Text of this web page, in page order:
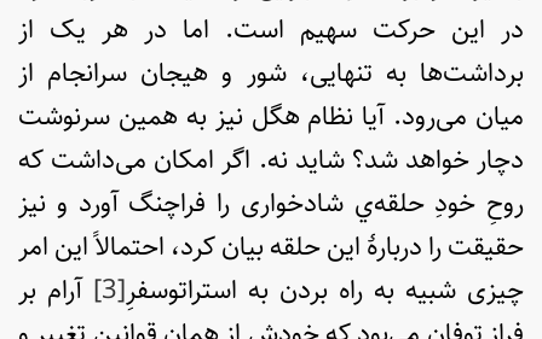
در این حرکت سهیم است. اما در هر یک از
برداشت‌ها به تنهایی، شور و هیجان سرانجام از
میان می‌رود. آیا نظام هگل نیز به همین سرنوشت
دچار خواهد شد؟ شاید نه. اگر امکان می‌داشت که
روحِ خودِ حلقه‌ي شادخواری را فراچنگ آورد و نیز
حقیقت را دربارۀ این حلقه بیان کرد، احتمالاً این امر
چیزی شبیه به راه بردن به استراتوسفرِ[3]
آرام بر